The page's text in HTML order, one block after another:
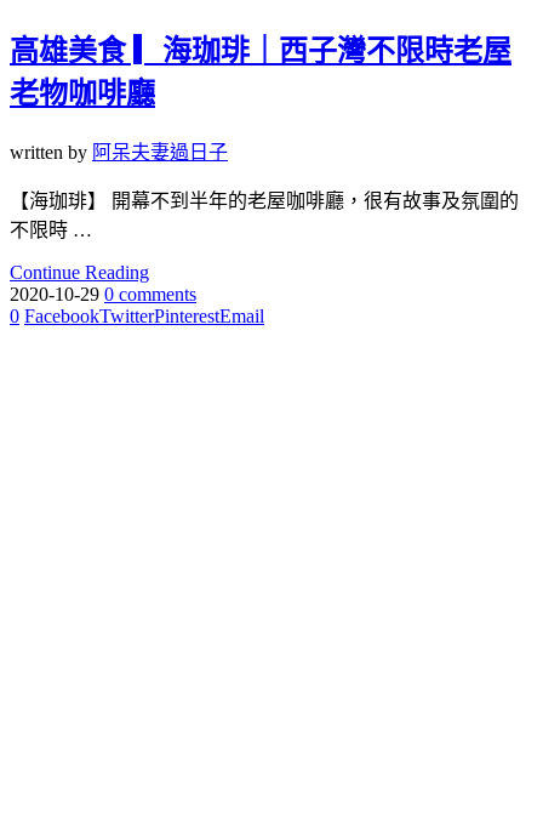
高雄美食 ▎海珈琲｜西子灣不限時老屋
老物咖啡廳
written by 阿呆夫妻過日子
【海珈琲】 開幕不到半年的老屋咖啡廳，很有故事及氛圍的
不限時 …
Continue Reading
2020-10-29 0 comments
0 FacebookTwitterPinterestEmail